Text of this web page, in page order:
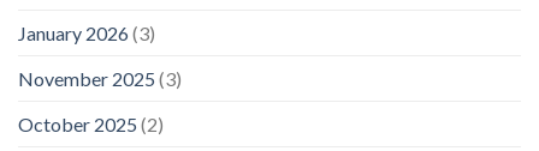
January 2026(3)
November 2025 (3)
October 2025 (2)